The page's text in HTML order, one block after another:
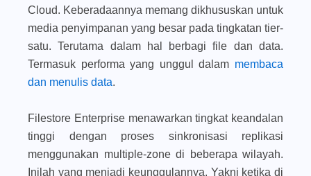
Cloud. Keberadaannya memang dikhususkan untuk
media penyimpanan yang besar pada tingkatan tier-
satu. Terutama dalam hal berbagi file dan data.
Termasuk performa yang unggul dalam membaca
dan menulis data.
Filestore Enterprise menawarkan tingkat keandalan
tinggi dengan proses sinkronisasi replikasi
menggunakan multiple-zone di beberapa wilayah.
Inilah yang menjadi keunggulannya. Yakni ketika di